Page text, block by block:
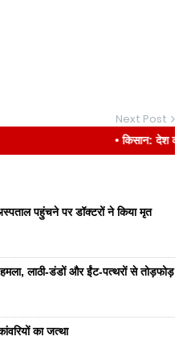
Next Post
• किसान: देश की रीढ़
पहुंचने पर डॉक्टरों ने किया मृत
हमला, लाठी-डंडों और ईंट-पत्थरों से तोड़फोड़
का जत्था